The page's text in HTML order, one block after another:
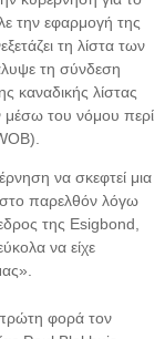
την εφαρμογή της
τη λίστα των
τη σύνδεση
καναδικής λίστας
του νόμου περί
να σκεφτεί μια
στο παρελθόν λόγω
της Esigbond,
να είχε
φορά τον